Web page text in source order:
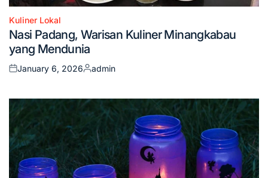
Posted
in
Kuliner Lokal
Nasi Padang, Warisan Kuliner Minangkabau
yang Mendunia
Posted
January 6, 2026
Posted
admin